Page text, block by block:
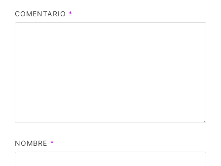
COMENTARIO *
NOMBRE *